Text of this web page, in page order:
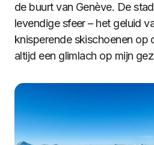
de buurt van Genève. De
levendige sfeer – het geluid
knisperende skischoenen op
altijd een glimlach op mijn